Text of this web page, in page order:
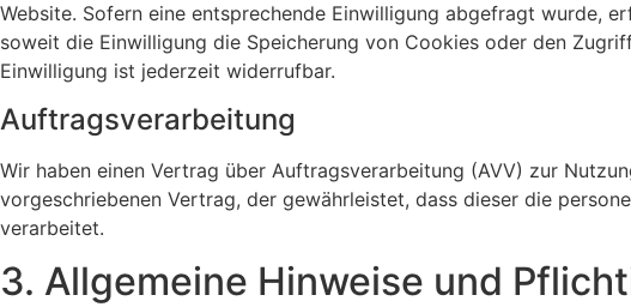
Website. Sofern eine entsprechende Einwilligung abgefragt wurde,
soweit die Einwilligung die Speicherung von Cookies oder den
Einwilligung ist jederzeit widerrufbar.
Auftragsverarbeitung
Wir haben einen Vertrag über Auftragsverarbeitung (AVV) zur
vorgeschriebenen Vertrag, der gewährleistet, dass dieser die
verarbeitet.
3. Allgemeine Hinweise und